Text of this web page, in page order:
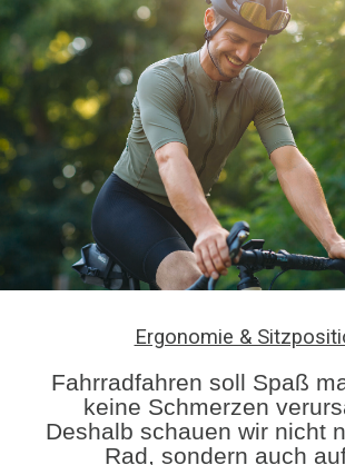
Ergonomie &
Fahrradfahren soll Spaß
keine Schmerzen
Deshalb schauen wir nicht
Rad, sondern auch